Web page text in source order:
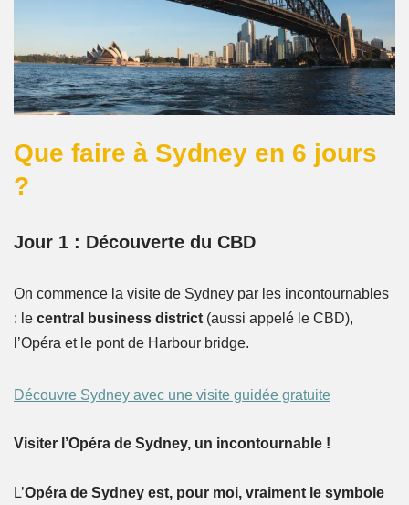
Que faire à Sydney en 6 jours
?
Jour 1 : Découverte du CBD
On commence la visite de Sydney par les incontournables
: le central business district (aussi appelé le CBD),
l’Opéra et le pont de Harbour bridge.
Découvre Sydney avec une visite guidée gratuite
Visiter l’Opéra de Sydney, un incontournable !
L’Opéra de Sydney est, pour moi, vraiment le symbole